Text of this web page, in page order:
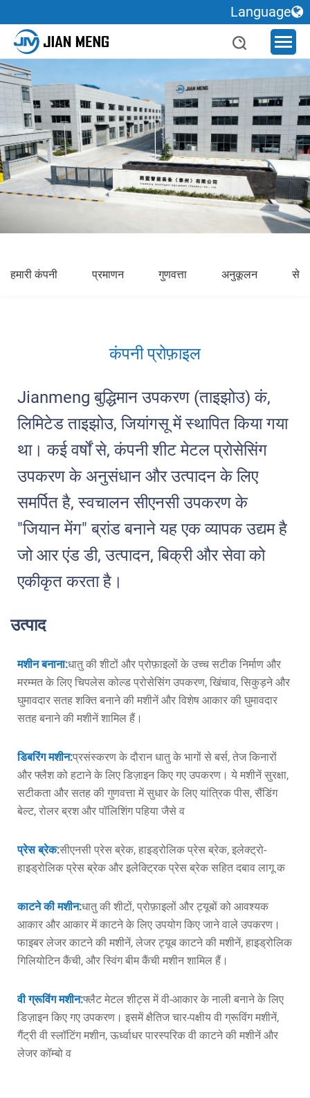
हमारी कंपनी प्रमाणन गुणवत्ता अनुकूलन सेवा
कंपनी प्रोफ़ाइल
Jianmeng बुद्धिमान उपकरण (ताइझोउ) कं,
लिमिटेड ताइझोउ, जियांगसू में स्थापित किया गया
था। कई वर्षों से, कंपनी शीट मेटल प्रोसेसिंग
उपकरण के अनुसंधान और उत्पादन के लिए
समर्पित है, स्वचालन सीएनसी उपकरण के
"जियान मेंग" ब्रांड बनाने यह एक व्यापक उद्यम है
जो आर एंड डी, उत्पादन, बिक्री और सेवा को
एकीकृत करता है।
उत्पाद
मशीन बनाना:धातु की शीटों और प्रोफ़ाइलों के उच्च सटीक निर्माण और
मरम्मत के लिए चिपलेस कोल्ड प्रोसेसिंग उपकरण, खिंचाव, सिकुड़ने और
घुमावदार सतह शक्ति बनाने की मशीनें और विशेष आकार की घुमावदार
सतह बनाने की मशीनें शामिल हैं।
डिबरिंग मशीन:प्रसंस्करण के दौरान धातु के भागों से बर्स, तेज किनारों
और फ्लैश को हटाने के लिए डिज़ाइन किए गए उपकरण। ये मशीनें सुरक्षा,
सटीकता और सतह की गुणवत्ता में सुधार के लिए यांत्रिक पीस, सैंडिंग
बेल्ट, रोलर ब्रश और पॉलिशिंग पहिया जैसे व
प्रेस ब्रेक:सीएनसी प्रेस ब्रेक, हाइड्रोलिक प्रेस ब्रेक, इलेक्ट्रो-
हाइड्रोलिक प्रेस ब्रेक और इलेक्ट्रिक प्रेस ब्रेक सहित दबाव लागू क
काटने की मशीन:धातु की शीटों, प्रोफ़ाइलों और ट्यूबों को आवश्यक
आकार और आकार में काटने के लिए उपयोग किए जाने वाले उपकरण।
फाइबर लेजर काटने की मशीनें, लेजर ट्यूब काटने की मशीनें, हाइड्रोलिक
गिलियोटिन कैंची, और स्विंग बीम कैंची मशीन शामिल हैं।
वी ग्रूविंग मशीन:फ्लैट मेटल शीट्स में वी-आकार के नाली बनाने के लिए
डिज़ाइन किए गए उपकरण। इसमें क्षैतिज चार-पक्षीय वी ग्रूविंग मशीनें,
गैंट्री वी स्लॉटिंग मशीन, ऊर्ध्वाधर पारस्परिक वी काटने की मशीनें और
लेजर कॉम्बो व
Language